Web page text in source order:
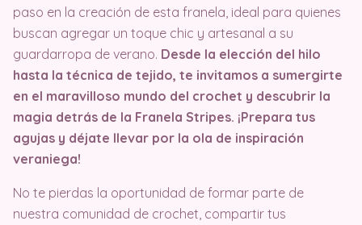
paso en la creación de esta franela, ideal para quienes
buscan agregar un toque chic y artesanal a su
guardarropa de verano. Desde la elección del hilo
hasta la técnica de tejido, te invitamos a sumergirte
en el maravilloso mundo del crochet y descubrir la
magia detrás de la Franela Stripes. ¡Prepara tus
agujas y déjate llevar por la ola de inspiración
veraniega!
No te pierdas la oportunidad de formar parte de
nuestra comunidad de crochet, compartir tus